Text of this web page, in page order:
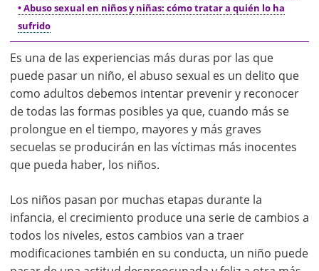
• Abuso sexual en niños y niñas: cómo tratar a quién lo ha
sufrido
Es una de las experiencias más duras por las que
puede pasar un niño, el abuso sexual es un delito que
como adultos debemos intentar prevenir y reconocer
de todas las formas posibles ya que, cuando más se
prolongue en el tiempo, mayores y más graves
secuelas se producirán en las víctimas más inocentes
que pueda haber, los niños.
Los niños pasan por muchas etapas durante la
infancia, el crecimiento produce una serie de cambios a
todos los niveles, estos cambios van a traer
modificaciones también en su conducta, un niño puede